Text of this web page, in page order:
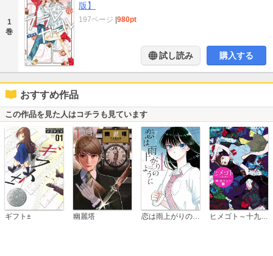
1
巻
版】
197ページ 980pt
試し読み 購入する
おすすめ作品
この作品を見た人はコチラも見ています
ギフト± 幽麗塔 恋は雨上がりのように ヒメゴト～十九歳の制服～